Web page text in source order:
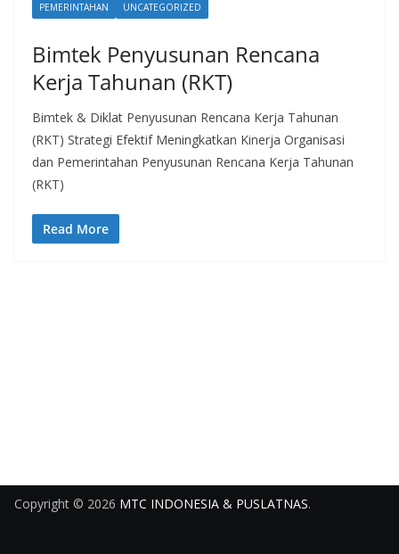
PEMERINTAHAN UNCATEGORIZED
Bimtek Penyusunan Rencana
Kerja Tahunan (RKT)
Bimtek & Diklat Penyusunan Rencana Kerja Tahunan
(RKT) Strategi Efektif Meningkatkan Kinerja Organisasi
dan Pemerintahan Penyusunan Rencana Kerja Tahunan
(RKT)
Read More
Copyright © 2026 MTC INDONESIA & PUSLATNAS.